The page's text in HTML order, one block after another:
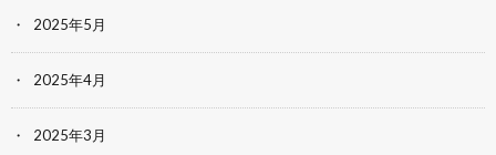
2025年5月
2025年4月
2025年3月